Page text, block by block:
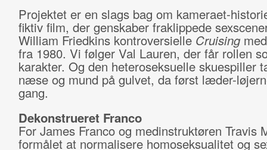
Projektet er en slags bag om kameraet-
fiktiv film, der genskaber fraklippede
William Friedkins kontroversielle Cruising
fra 1980. Vi følger Val Lauren, der får rollen
karakter. Og den heteroseksuelle skuespiller
næse og mund på gulvet, da først læder-
gang.
Dekonstrueret Franco
For James Franco og medinstruktøren Travis
formålet at normalisere homoseksualitet og